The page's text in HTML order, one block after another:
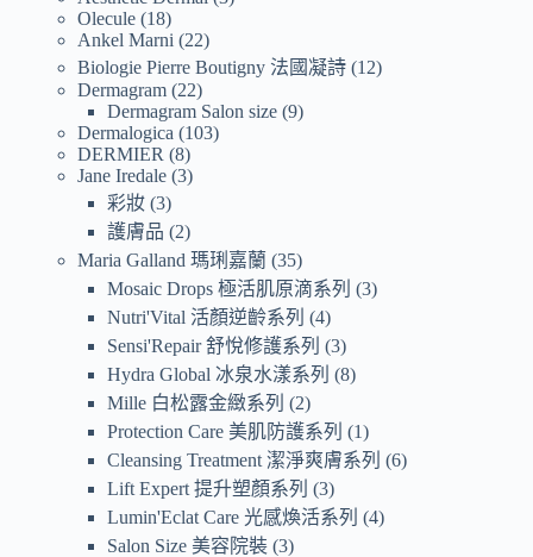
Olecule 18
Ankel Marni
22
Biologie Pierre Boutigny 法國凝詩 12
Dermagram 22
Dermagram Salon size 9
Dermalogica
103
DERMIER
8
Jane Iredale 3
彩妝 3
護膚品
2
Maria Galland 瑪琍嘉蘭 35
Mosaic Drops 極活肌原滴系列
3
Nutri'Vital 活顏逆齡系列
4
Sensi'Repair 舒悅修護系列
3
Hydra Global 冰泉水漾系列
8
Mille 白松露金緻系列
2
Protection Care 美肌防護系列
1
Cleansing Treatment 潔淨爽膚系列
6
Lift Expert 提升塑顏系列
3
Lumin'Eclat Care 光感煥活系列
4
Salon Size 美容院裝 3